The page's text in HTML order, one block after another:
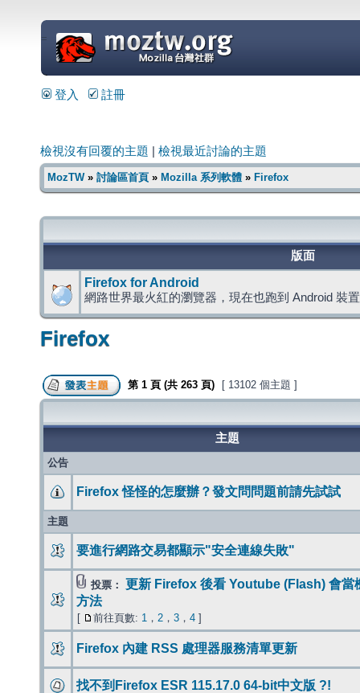
=
登入 註冊
檢視沒有回覆的主題 檢視最近討論的主題
MozTW» 討論區首頁 » Mozilla 系列軟體 » Firefox
版面
Firefox for Android
網路世界最火紅的瀏覽器，現在也跑到 Android 裝
Firefox
第 1 頁 (共 263 頁) [ 13102 個主題 ]
主題
公告
Firefox 怪怪的怎麼辦？發文問問題前請先試試
主題
要進行網路交易都顯示"安全連線失敗"
投票： 更新 Firefox 後看 Youtube (Flash) 會當
方法
[ 前往頁數: 1 ， 2 ， 3 ， 4 ]
Firefox 內建 RSS 處理器服務清單更新
找不到Firefox ESR 115.17.0 64-bit中文版 ?!